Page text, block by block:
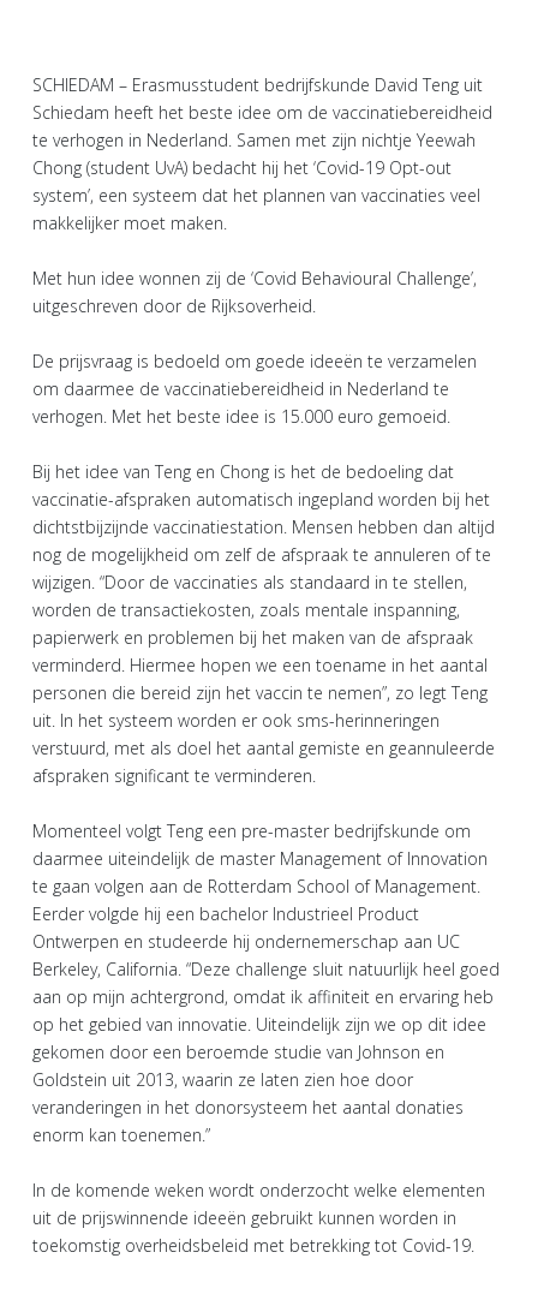
SCHIEDAM – Erasmusstudent bedrijfskunde David Teng uit
Schiedam heeft het beste idee om de vaccinatiebereidheid
te verhogen in Nederland. Samen met zijn nichtje Yeewah
Chong (student UvA) bedacht hij het ‘Covid-19 Opt-out
system’, een systeem dat het plannen van vaccinaties veel
makkelijker moet maken.
Met hun idee wonnen zij de ‘Covid Behavioural Challenge’,
uitgeschreven door de Rijksoverheid.
De prijsvraag is bedoeld om goede ideeën te verzamelen
om daarmee de vaccinatiebereidheid in Nederland te
verhogen. Met het beste idee is 15.000 euro gemoeid.
Bij het idee van Teng en Chong is het de bedoeling dat
vaccinatie-afspraken automatisch ingepland worden bij het
dichtstbijzijnde vaccinatiestation. Mensen hebben dan altijd
nog de mogelijkheid om zelf de afspraak te annuleren of te
wijzigen. “Door de vaccinaties als standaard in te stellen,
worden de transactiekosten, zoals mentale inspanning,
papierwerk en problemen bij het maken van de afspraak
verminderd. Hiermee hopen we een toename in het aantal
personen die bereid zijn het vaccin te nemen”, zo legt Teng
uit. In het systeem worden er ook sms-herinneringen
verstuurd, met als doel het aantal gemiste en geannuleerde
afspraken significant te verminderen.
Momenteel volgt Teng een pre-master bedrijfskunde om
daarmee uiteindelijk de master Management of Innovation
te gaan volgen aan de Rotterdam School of Management.
Eerder volgde hij een bachelor Industrieel Product
Ontwerpen en studeerde hij ondernemerschap aan UC
Berkeley, California. “Deze challenge sluit natuurlijk heel goed
aan op mijn achtergrond, omdat ik affiniteit en ervaring heb
op het gebied van innovatie. Uiteindelijk zijn we op dit idee
gekomen door een beroemde studie van Johnson en
Goldstein uit 2013, waarin ze laten zien hoe door
veranderingen in het donorsysteem het aantal donaties
enorm kan toenemen.”
In de komende weken wordt onderzocht welke elementen
uit de prijswinnende ideeën gebruikt kunnen worden in
toekomstig overheidsbeleid met betrekking tot Covid-19.